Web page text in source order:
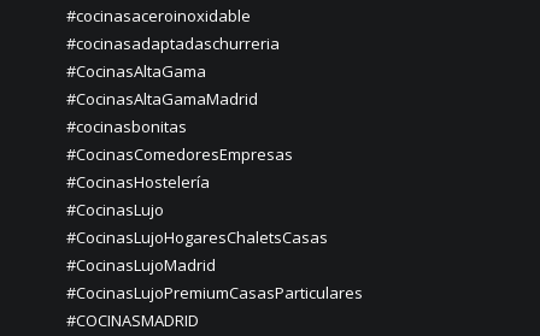
#cocinasaceroinoxidable
#cocinasadaptadaschurreria
#CocinasAltaGama
#CocinasAltaGamaMadrid
#cocinasbonitas
#CocinasComedoresEmpresas
#CocinasHostelería
#CocinasLujo
#CocinasLujoHogaresChaletsCasas
#CocinasLujoMadrid
#CocinasLujoPremiumCasasParticulares
#COCINASMADRID